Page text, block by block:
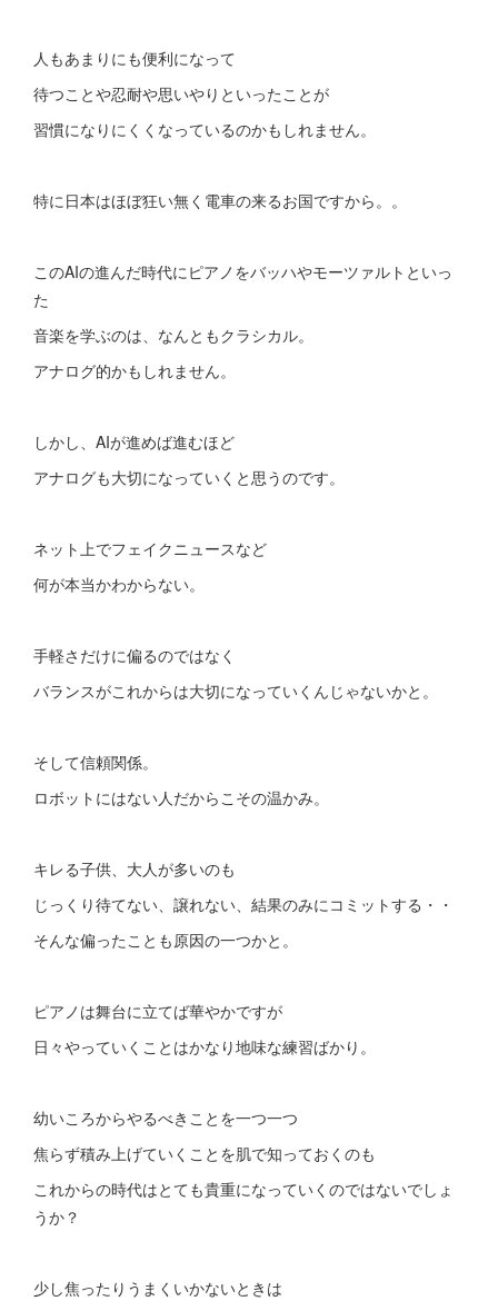
人もあまりにも便利になって
待つことや忍耐や思いやりといったことが
習慣になりにくくなっているのかもしれません。
特に日本はほぼ狂い無く電車の来るお国ですから。。
このAIの進んだ時代にピアノをバッハやモーツァルトといっ
た
音楽を学ぶのは、なんともクラシカル。
アナログ的かもしれません。
しかし、AIが進めば進むほど
アナログも大切になっていくと思うのです。
ネット上でフェイクニュースなど
何が本当かわからない。
手軽さだけに偏るのではなく
バランスがこれからは大切になっていくんじゃないかと。
そして信頼関係。
ロボットにはない人だからこその温かみ。
キレる子供、大人が多いのも
じっくり待てない、譲れない、結果のみにコミットする・・
そんな偏ったことも原因の一つかと。
ピアノは舞台に立てば華やかですが
日々やっていくことはかなり地味な練習ばかり。
幼いころからやるべきことを一つ一つ
焦らず積み上げていくことを肌で知っておくのも
これからの時代はとても貴重になっていくのではないでしょ
うか？
少し焦ったりうまくいかないときは